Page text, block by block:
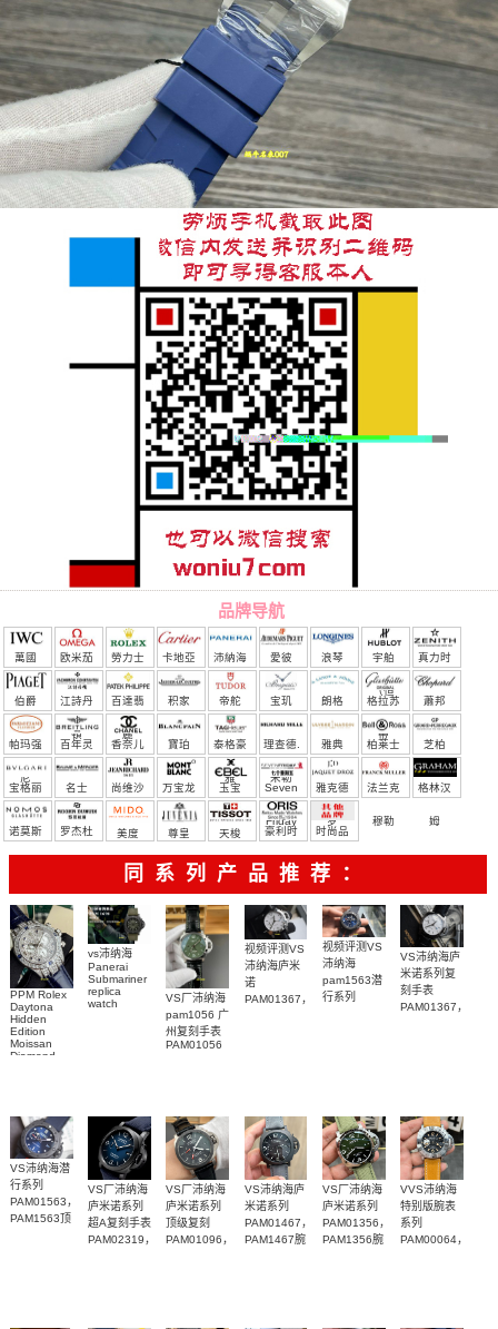
品牌导航
萬國 欧米茄 勞力士 卡地亞 沛納海 愛彼 浪琴 宇舶
（恒
宝）
真力时
伯爵 江詩丹
頓
百達翡
麗
积家 帝舵 宝玑 朗格 格拉苏
蒂
蕭邦
帕玛强
尼
百年灵 香奈儿 寶珀 泰格豪
雅
理查德.
米勒
雅典 柏莱士 芝柏
宝格丽 名士 尚维沙 万宝龙 玉宝 Seven
Friday
雅克德
罗
法兰克
穆勒
格林汉
姆
诺莫斯
罗杰杜 美度 尊皇 天梭 豪利时 时尚品
牌/原单
同系列产品推荐：
PPM Rolex
Daytona
Hidden
Edition
Moissan
Diamond
vs沛纳海
Panerai
Submariner
replica
watch
VS厂沛纳海
pam1056 广
州复刻手表
PAM01056
视频评测VS
沛纳海庐米
诺
PAM01367，
视频评测VS
沛纳海
pam1563潜
行系列
VS沛纳海庐
米诺系列复
刻手表
PAM01367，
VS沛纳海潜
行系列
PAM01563，
PAM1563顶
VS厂沛纳海
庐米诺系列
超A复刻手表
PAM02319，
VS厂沛纳海
庐米诺系列
顶级复刻
PAM01096，
VS沛纳海庐
米诺系列
PAM01467，
PAM1467腕
VS厂沛纳海
庐米诺系列
PAM01356，
PAM1356腕
VVS沛纳海
特别版腕表
系列
PAM00064，